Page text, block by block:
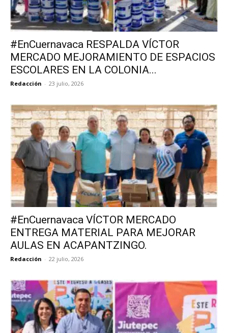
#EnCuernavaca RESPALDA VÍCTOR
MERCADO MEJORAMIENTO DE ESPACIOS
ESCOLARES EN LA COLONIA...
Redacción - 23 julio, 2026
#EnCuernavaca VÍCTOR MERCADO
ENTREGA MATERIAL PARA MEJORAR
AULAS EN ACAPANTZINGO.
Redacción - 22 julio, 2026